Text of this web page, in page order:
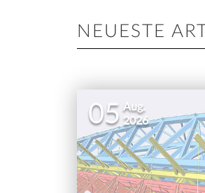
NEUESTE
05 Aug.
2026